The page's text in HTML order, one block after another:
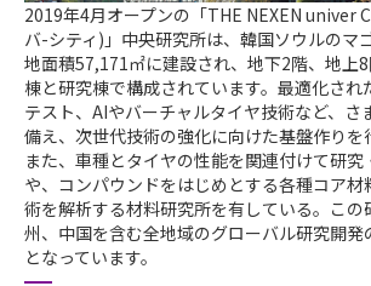
2019年4月オープンの「THE NEXEN univer
バ-シティ)」中央研究所は、韓国ソウルのマ
地面積57,171㎡に建設され、地下2階、地上
棟と研究棟で構成されています。最適化され
テスト、AIやバーチャルタイヤ技術など、さ
備え、次世代技術の強化に向けた基盤作りを
また、車種とタイヤの性能を関連付けて研
や、コンパウンドをはじめとする各種コア材
術を解析する材料研究所を有している。こ
州、中国を含む全地域のグローバル研究開
となっています。